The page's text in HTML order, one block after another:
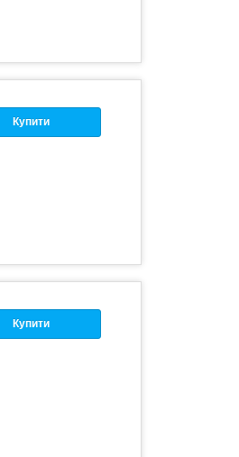
Купити
Купити